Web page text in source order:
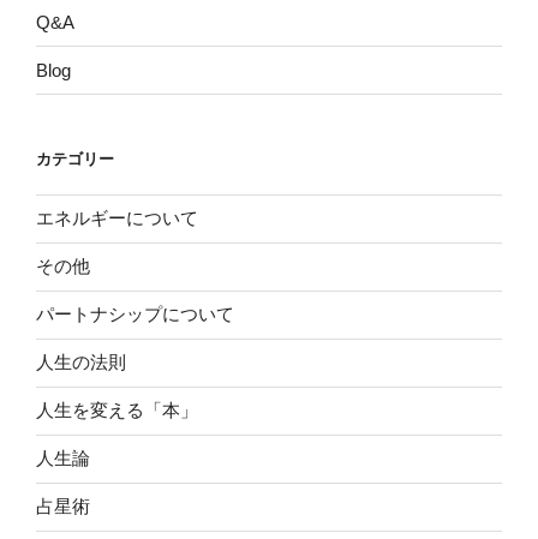
Q&A
Blog
カテゴリー
エネルギーについて
その他
パートナシップについて
人生の法則
人生を変える「本」
人生論
占星術